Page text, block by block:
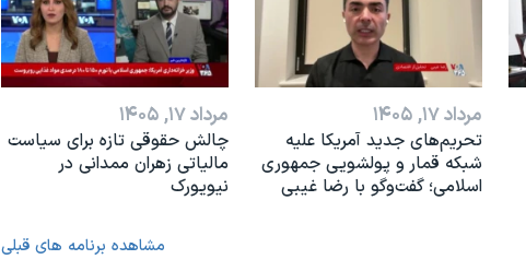
مرداد ۱۷, ۱۴۰۵
تحریم‌های جدید آمریکا علیه
شبکه قمار و پولشویی جمهوری
اسلامی؛ گفت‌وگو با رضا غیبی
مرداد ۱۷, ۱۴۰۵
چالش حقوقی تازه برای سیاست
مالیاتی زهران ممدانی در
نیویورک
مشاهده برنامه های قبلی